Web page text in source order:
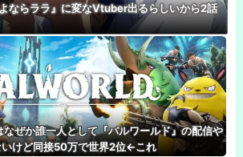
ならララ』に変なVtuber出るらしいから2話
ぜか誰一人として『パルワールド』の配信や
いけど同接50万で世界2位←これ